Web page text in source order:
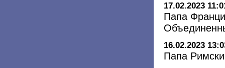
17.02.2023
Папа
16.02.2023
Папа